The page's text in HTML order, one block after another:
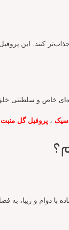
کنند. این
خاص و سلطنتی
، پروفیل گل منبت
با دوام و زیبا،